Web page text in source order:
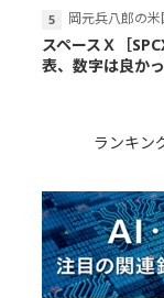
岡元兵八郎の
スペースＸ［
表、数字は良か
ランキン